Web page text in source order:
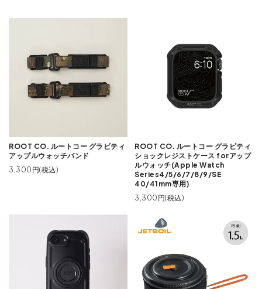
ROOT CO. ルートコー グラビティ
アップルウォッチバンド
3,300円(税込)
ROOT CO. ルートコー グラビティ
ショックレジストケース forアップ
ルウォッチ(Apple Watch
Series4/5/6/7/8/9/SE
40/41mm専用)
3,300円(税込)